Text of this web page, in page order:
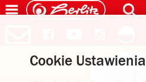
Cookie Ustawienia